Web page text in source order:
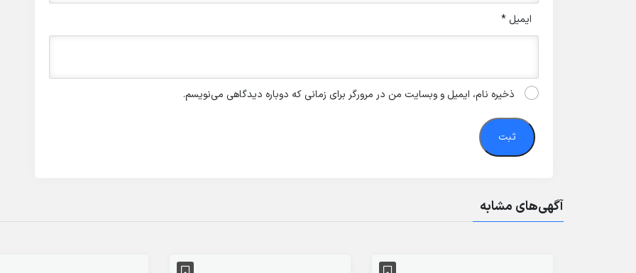
ایمیل *
ذخیره نام، ایمیل و وبسایت من در مرورگر برای زمانی که دوباره دیدگاهی می‌نویسم.
آگهی‌های مشابه